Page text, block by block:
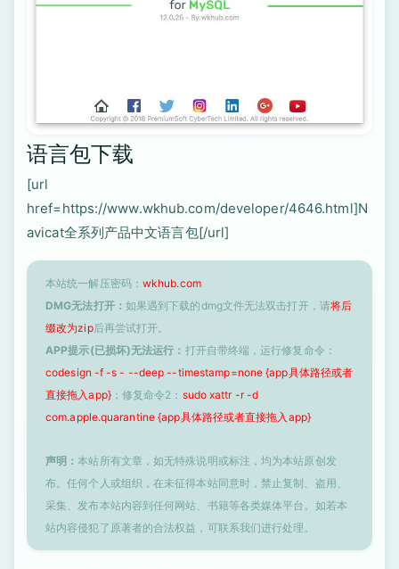
语言包下载
[url
href=https://www.wkhub.com/developer/4646.html]N
avicat全系列产品中文语言包[/url]
本站统一解压密码： wkhub.com
DMG无法打开： 如果遇到下载的dmg文件无法双击打开，请将后
缀改为zip后再尝试打开。
APP提示(已损坏)无法运行： 打开自带终端，运行修复命令：
codesign -f -s - --deep --timestamp=none {app具体路径或者
直接拖入app}；修复命令2： sudo xattr -r -d
com.apple.quarantine {app具体路径或者直接拖入app}
声明：本站所有文章，如无特殊说明或标注，均为本站原创发
布。任何个人或组织，在未征得本站同意时，禁止复制、盗用、
采集、发布本站内容到任何网站、书籍等各类媒体平台。如若本
站内容侵犯了原著者的合法权益，可联系我们进行处理。